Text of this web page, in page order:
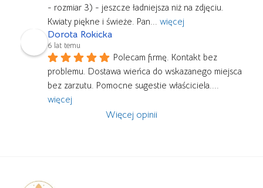
- rozmiar 3) - jeszcze ładniejsza niż na zdjęciu.
Kwiaty piękne i świeże. Pan... więcej
Dorota Rokicka
6 lat temu
Polecam firmę. Kontakt bez
problemu. Dostawa wieńca do wskazanego miejsca
bez zarzutu. Pomocne sugestie właściciela.
więcej
Więcej opinii